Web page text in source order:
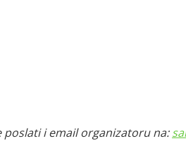
i email organizatoru na: